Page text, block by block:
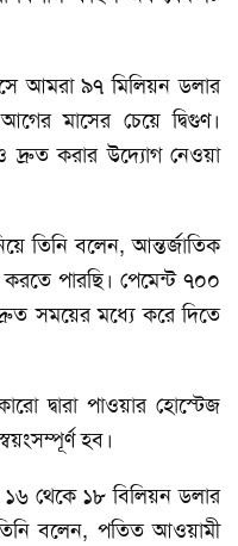
আমরা ৯৭ মিলিয়ন ডলার
মাসের চেয়ে দ্বিগুণ।
করার উদ্যোগ নেওয়া
তিনি বলেন, আন্তর্জাতিক
করতে পারছি। পেমেন্ট ৭০০
সময়ের মধ্যে করে দিতে
দ্বারা পাওয়ার হোস্টেজ
হব।
থেকে ১৮ বিলিয়ন ডলার
বলেন, পতিত আওয়ামী